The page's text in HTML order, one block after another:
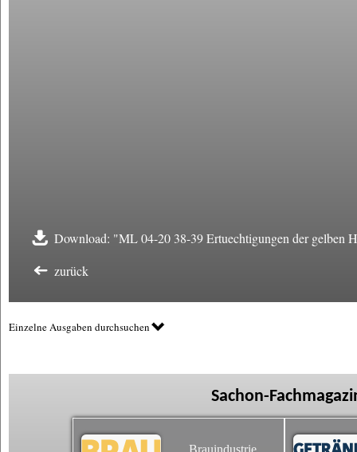
Download: "ML 04-20 38-39 Ertuechtigungen der gelben
zurück
Einzelne Ausgaben durchsuchen
Sachon-
Brauindustrie